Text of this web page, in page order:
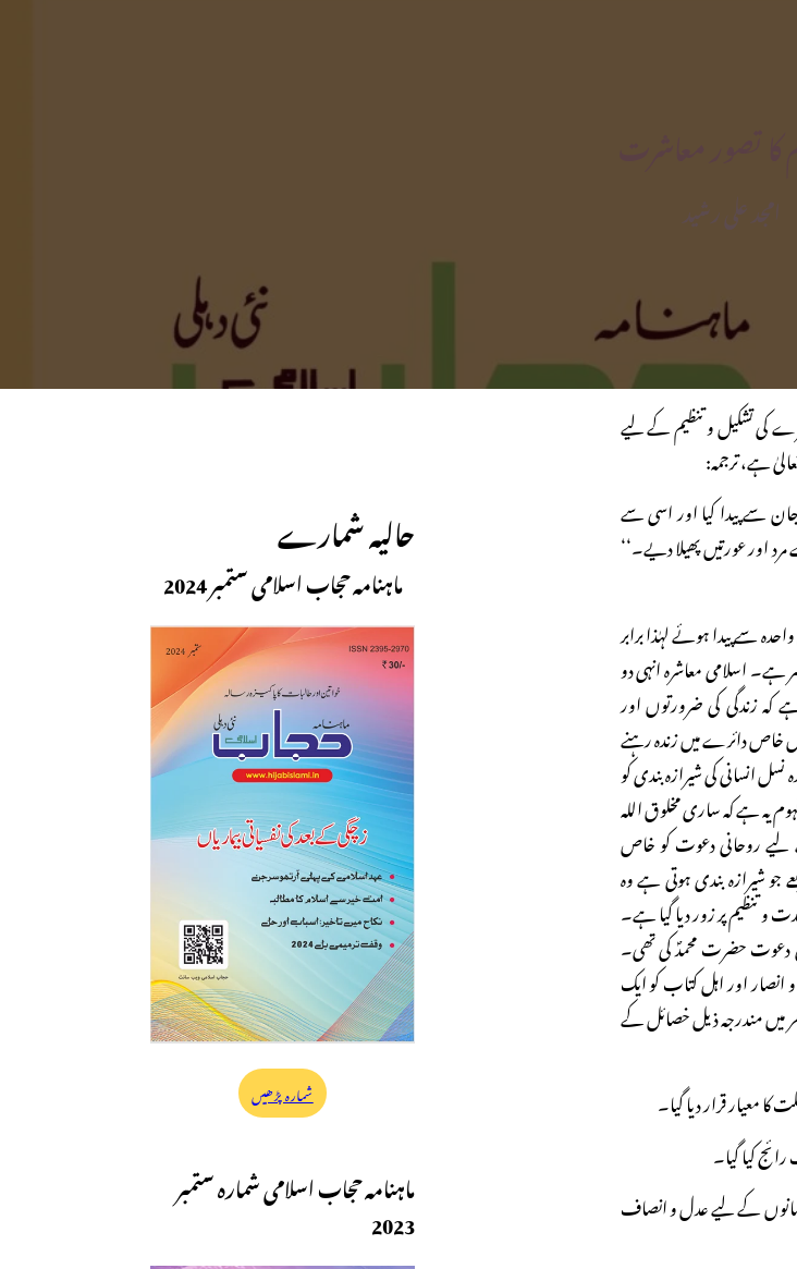
امجد علی رشید
کی تشکیل و تنظیم کے لیے
ہے، ترجمہ:
سے پیدا کیا اور اسی سے
عورتیں پھیلا دیے۔‘‘
سے پیدا ہوئے لہٰذا برابر
ہے۔ اسلامی معاشرہ انہی دو
کہ زندگی کی ضرورتوں اور
خاص دائرے میں زندہ رہنے
انسانی کی شیرازہ بندی کو
ہے کہ ساری مخلوق اللہ
روحانی دعوت کو خاص
شیرازہ بندی ہوتی ہے وہ
تنظیم پر زور دیا گیا ہے۔
دعوت حضرت محمدؐ کی تھی۔
انصار اور اہل کتاب کو ایک
میں مندرجہ ذیل خصائل کے
معیار قرار دیا گیا۔
کیا گیا۔
کے لیے عدل و انصاف
حالیہ شمارے
ماہنامہ حجاب اسلامی ستمبر 2024
شمارہ پڑھیں
ماہنامہ حجاب اسلامی شمارہ ستمبر
2023